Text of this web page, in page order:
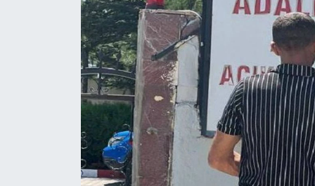
Magazin
Etkinlikler